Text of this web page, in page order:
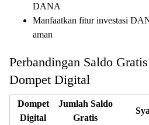
DANA
Manfaatkan fitur investasi
aman
Perbandingan Saldo
Dompet Digital
Dompet
Digital
Jumlah Saldo
Gratis